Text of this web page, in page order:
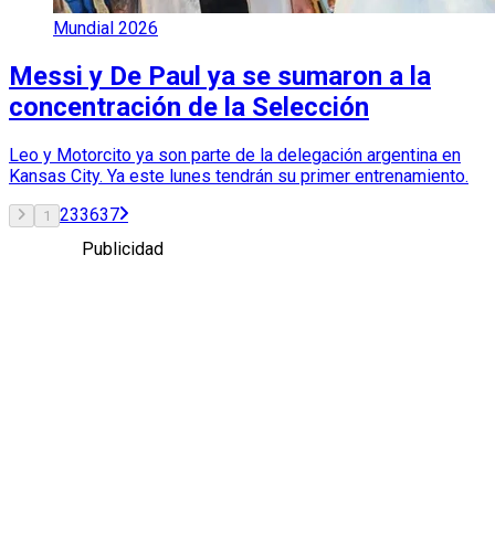
Mundial 2026
Messi y De Paul ya se sumaron a la
concentración de la Selección
Leo y Motorcito ya son parte de la delegación argentina en
Kansas City. Ya este lunes tendrán su primer entrenamiento.
1 233637
Publicidad